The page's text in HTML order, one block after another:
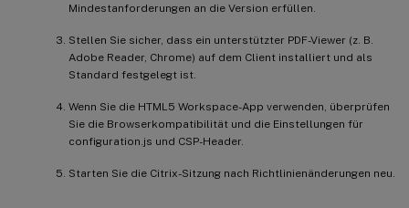
Mindestanforderungen an die Version erfüllen.
Stellen Sie sicher, dass ein unterstützter PDF-Viewer (z. B.
Adobe Reader, Chrome) auf dem Client installiert und als
Standard festgelegt ist.
Wenn Sie die HTML5 Workspace-App verwenden, überprüfen
Sie die Browserkompatibilität und die Einstellungen für
configuration.js und CSP-Header.
Starten Sie die Citrix-Sitzung nach Richtlinienänderungen neu.